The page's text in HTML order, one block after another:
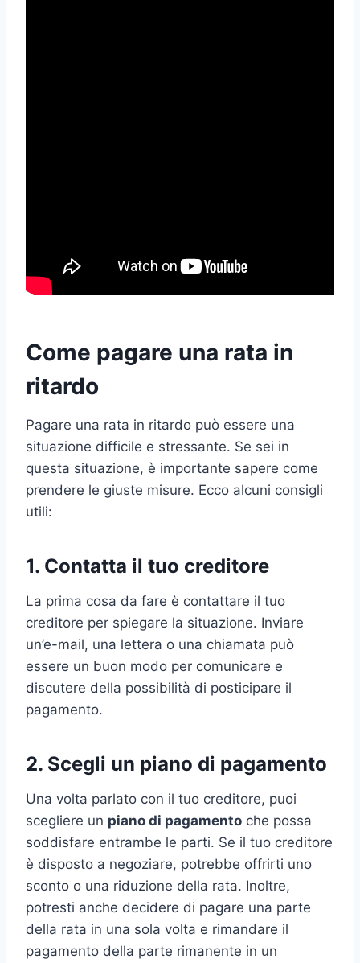
Come pagare una rata in
ritardo
Pagare una rata in ritardo può essere una
situazione difficile e stressante. Se sei in
questa situazione, è importante sapere come
prendere le giuste misure. Ecco alcuni consigli
utili:
1. Contatta il tuo creditore
La prima cosa da fare è contattare il tuo
creditore per spiegare la situazione. Inviare
un’e-mail, una lettera o una chiamata può
essere un buon modo per comunicare e
discutere della possibilità di posticipare il
pagamento.
2. Scegli un piano di pagamento
Una volta parlato con il tuo creditore, puoi
scegliere un piano di pagamento che possa
soddisfare entrambe le parti. Se il tuo creditore
è disposto a negoziare, potrebbe offrirti uno
sconto o una riduzione della rata. Inoltre,
potresti anche decidere di pagare una parte
della rata in una sola volta e rimandare il
pagamento della parte rimanente in un